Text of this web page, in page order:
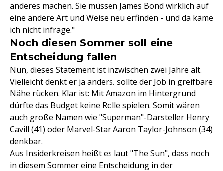
anderes machen. Sie müssen James Bond wirklich auf
eine andere Art und Weise neu erfinden - und da käme
ich nicht infrage."
Noch diesen Sommer soll eine
Entscheidung fallen
Nun, dieses Statement ist inzwischen zwei Jahre alt.
Vielleicht denkt er ja anders, sollte der Job in greifbare
Nähe rücken. Klar ist: Mit Amazon im Hintergrund
dürfte das Budget keine Rolle spielen. Somit wären
auch große Namen wie "Superman"-Darsteller Henry
Cavill (41) oder Marvel-Star Aaron Taylor-Johnson (34)
denkbar.
Aus Insiderkreisen heißt es laut "The Sun", dass noch
in diesem Sommer eine Entscheidung in der